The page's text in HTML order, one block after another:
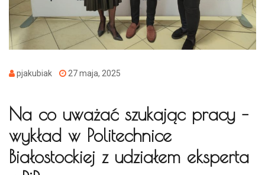
pjakubiak 27 maja, 2025
Na co uważać szukając pracy –
wykład w Politechnice
Białostockiej z udziałem eksperta